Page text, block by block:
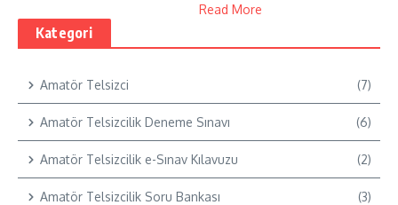
Read More
Kategori
Amatör Telsizci (7)
Amatör Telsizcilik Deneme Sınavı (6)
Amatör Telsizcilik e-Sınav Kılavuzu (2)
Amatör Telsizcilik Soru Bankası (3)